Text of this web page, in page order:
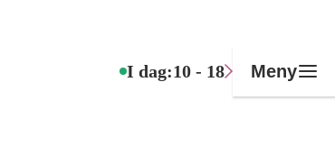
I dag:10 - 18 Meny